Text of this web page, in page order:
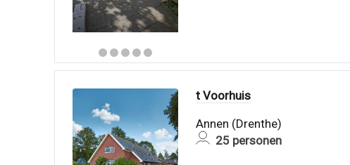
t Voorhuis
Annen (Drenthe)
25 personen